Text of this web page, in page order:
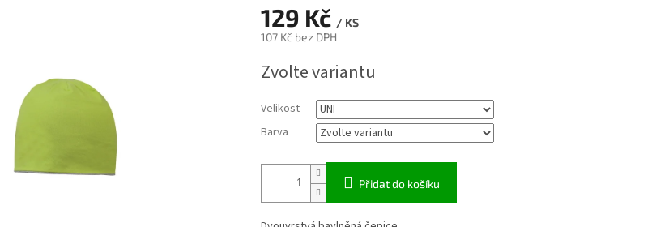
129 Kč / KS
107 Kč bez DPH
cena:
Zvolte variantu
Velikost
Barva
Přidat do košíku